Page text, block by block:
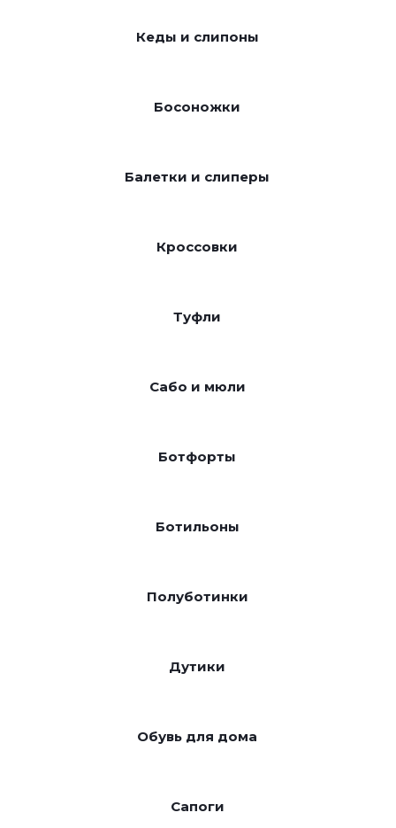
Кеды и слипоны
Босоножки
Балетки и слиперы
Кроссовки
Туфли
Сабо и мюли
Ботфорты
Ботильоны
Полуботинки
Дутики
Обувь для дома
Сапоги